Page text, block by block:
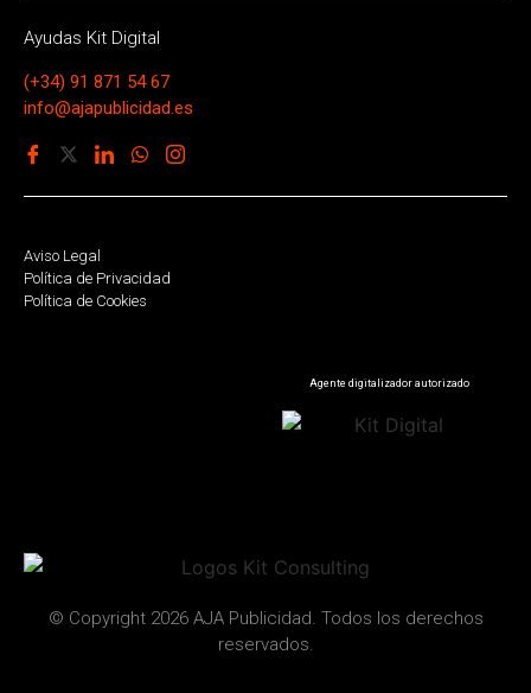
Ayudas Kit Digital
(+34) 91 871 54 67
info@ajapublicidad.es
Aviso Legal
Política de Privacidad
Política de Cookies
Agente digitalizador autorizado
© Copyright 2026 AJA Publicidad. Todos los derechos
reservados.